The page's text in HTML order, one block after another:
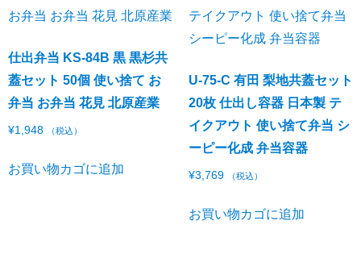
仕出弁当 KS-84B 黒 黒杉共
蓋セット 50個 使い捨て お
弁当 お弁当 花見 北原産業
¥1,948 （税込）
お買い物カゴに追加
U-75-C 有田 梨地共蓋セット
20枚 仕出し容器 日本製 テ
イクアウト 使い捨て弁当 シ
ーピー化成 弁当容器
¥3,769 （税込）
お買い物カゴに追加